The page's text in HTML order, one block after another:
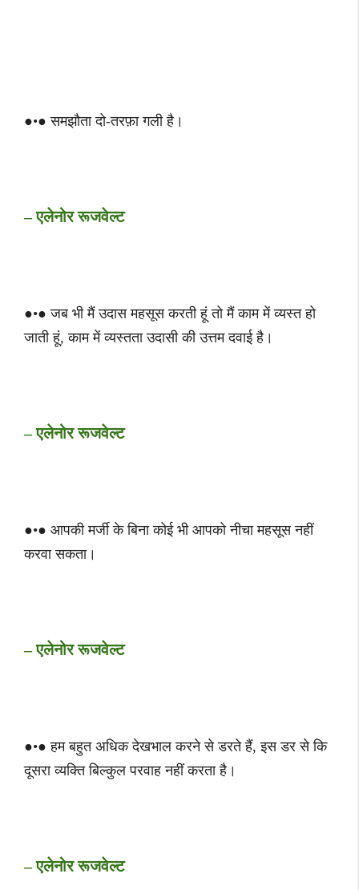
●•● समझौता दो-तरफ़ा गली है।
– एलेनोर रूजवेल्ट
●•● जब भी मैं उदास महसूस करती हूं तो मैं काम में व्यस्त हो
जाती हूं, काम में व्यस्तता उदासी की उत्तम दवाई है।
– एलेनोर रूजवेल्ट
●•● आपकी मर्जी के बिना कोई भी आपको नीचा महसूस नहीं
करवा सकता।
– एलेनोर रूजवेल्ट
●•● हम बहुत अधिक देखभाल करने से डरते हैं, इस डर से कि
दूसरा व्यक्ति बिल्कुल परवाह नहीं करता है।
– एलेनोर रूजवेल्ट